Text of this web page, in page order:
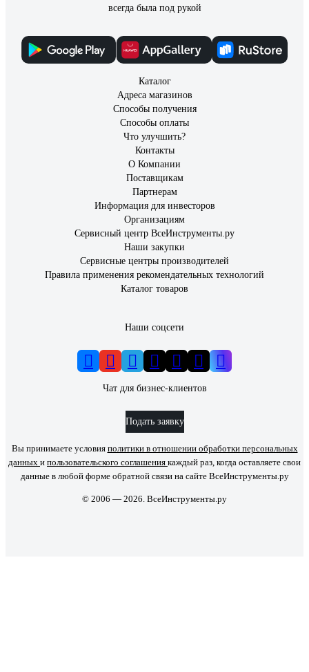
всегда была под рукой
Каталог
Адреса магазинов
Способы получения
Способы оплаты
Что улучшить?
Контакты
О Компании
Поставщикам
Партнерам
Информация для инвесторов
Организациям
Сервисный центр ВсеИнструменты.ру
Наши закупки
Сервисные центры производителей
Правила применения рекомендательных технологий
Каталог товаров
Наши соцсети
Чат для бизнес-клиентов
Подать заявку
Вы принимаете условия политики в отношении обработки персональных
данных и пользовательского соглашения каждый раз, когда оставляете свои
данные в любой форме обратной связи на сайте ВсеИнструменты.ру
© 2006 — 2026. ВсеИнструменты.ру